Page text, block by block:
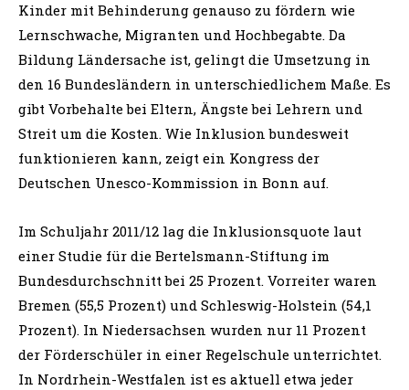
Kinder mit Behinderung genauso zu fördern wie
Lernschwache, Migranten und Hochbegabte. Da
Bildung Ländersache ist, gelingt die Umsetzung in
den 16 Bundesländern in unterschiedlichem Maße. Es
gibt Vorbehalte bei Eltern, Ängste bei Lehrern und
Streit um die Kosten. Wie Inklusion bundesweit
funktionieren kann, zeigt ein Kongress der
Deutschen Unesco-Kommission in Bonn auf.
Im Schuljahr 2011/12 lag die Inklusionsquote laut
einer Studie für die Bertelsmann-Stiftung im
Bundesdurchschnitt bei 25 Prozent. Vorreiter waren
Bremen (55,5 Prozent) und Schleswig-Holstein (54,1
Prozent). In Niedersachsen wurden nur 11 Prozent
der Förderschüler in einer Regelschule unterrichtet.
In Nordrhein-Westfalen ist es aktuell etwa jeder